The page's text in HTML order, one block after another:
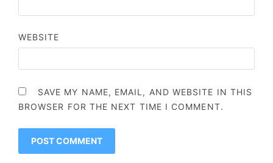
WEBSITE
SAVE MY NAME, EMAIL, AND WEBSITE IN THIS
BROWSER FOR THE NEXT TIME I COMMENT.